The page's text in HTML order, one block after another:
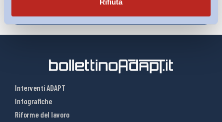
Rifiuta
Interventi ADAPT
Infografiche
Riforme del lavoro